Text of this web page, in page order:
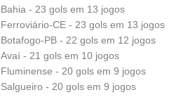
Bahia - 23 gols em 13 jogos
Ferroviário-CE - 23 gols em 13 jogos
Botafogo-PB - 22 gols em 12 jogos
Avaí - 21 gols em 10 jogos
Fluminense - 20 gols em 9 jogos
Salgueiro - 20 gols em 9 jogos